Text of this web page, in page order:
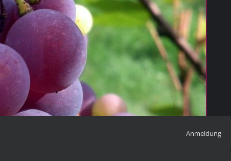
Anmeldung